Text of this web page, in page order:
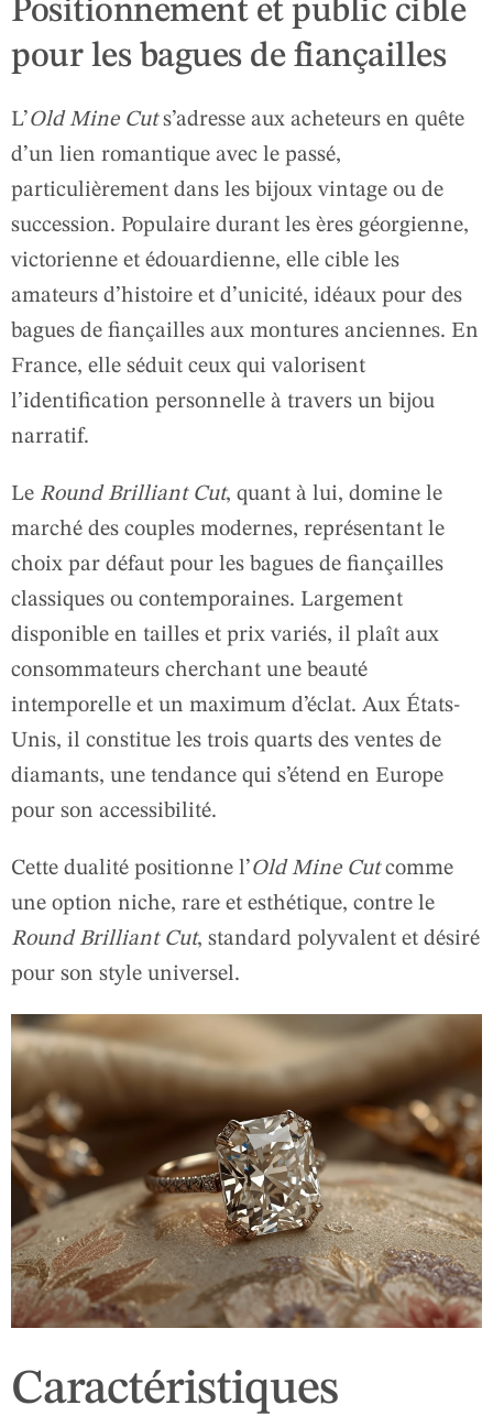
Positionnement et public cible
pour les bagues de fiançailles
L’Old Mine Cuts’adresse aux acheteurs en quête
d’un lien romantique avec le passé,
particulièrement dans les bijoux vintage ou de
succession. Populaire durant les ères géorgienne,
victorienne et édouardienne, elle cible les
amateurs d’histoire et d’unicité, idéaux pour des
bagues de fiançailles aux montures anciennes. En
France, elle séduit ceux qui valorisent
l’identification personnelle à travers un bijou
narratif.
Le Round Brilliant Cut, quant à lui, domine le
marché des couples modernes, représentant le
choix par défaut pour les bagues de fiançailles
classiques ou contemporaines. Largement
disponible en tailles et prix variés, il plaît aux
consommateurs cherchant une beauté
intemporelle et un maximum d’éclat. Aux États-
Unis, il constitue les trois quarts des ventes de
diamants, une tendance qui s’étend en Europe
pour son accessibilité.
Cette dualité positionne l’Old Mine Cutcomme
une option niche, rare et esthétique, contre le
Round Brilliant Cut, standard polyvalent et désiré
pour son style universel.
Caractéristiques